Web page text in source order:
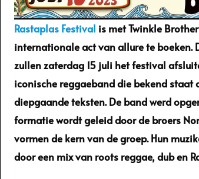
Rastaplas Festival is met Twinkle
internationale act van allure te boeken.
zullen zaterdag 15 juli het festival
iconische reggaeband die bekend staat
diepgaande teksten. De band werd
formatie wordt geleid door de broers
vormen de kern van de groep. Hun
door een mix van roots reggae, dub en